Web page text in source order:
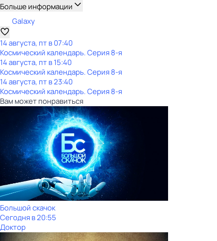
Больше информации
Galaxy
14 августа, пт в 07:40
Космический календарь. Серия 8-я
14 августа, пт в 15:40
Космический календарь. Серия 8-я
14 августа, пт в 23:40
Космический календарь. Серия 8-я
Вам может понравиться
Большой скачок
Сегодня в 20:55
Доктор